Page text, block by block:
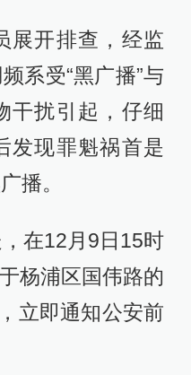
展开排查，经监
系受“黑广播”与
干扰引起，仔细
发现罪魁祸首是
播。
在12月9日15时
杨浦区国伟路的
立即通知公安前